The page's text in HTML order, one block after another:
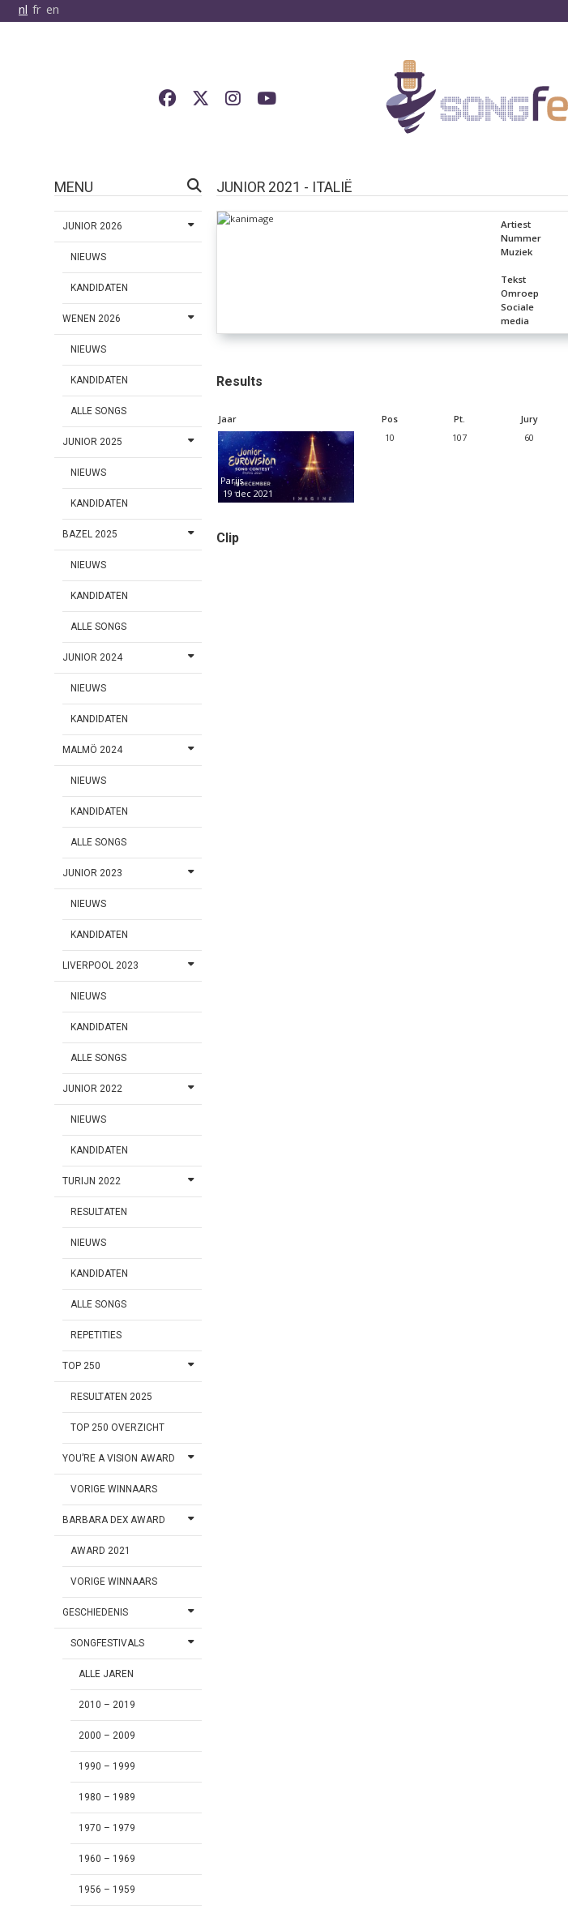
nl fr en
MENU
JUNIOR 2026
NIEUWS
KANDIDATEN
WENEN 2026
NIEUWS
KANDIDATEN
ALLE SONGS
JUNIOR 2025
NIEUWS
KANDIDATEN
BAZEL 2025
NIEUWS
KANDIDATEN
ALLE SONGS
JUNIOR 2024
NIEUWS
KANDIDATEN
MALMÖ 2024
NIEUWS
KANDIDATEN
ALLE SONGS
JUNIOR 2023
NIEUWS
KANDIDATEN
LIVERPOOL 2023
NIEUWS
KANDIDATEN
ALLE SONGS
JUNIOR 2022
NIEUWS
KANDIDATEN
TURIJN 2022
RESULTATEN
NIEUWS
KANDIDATEN
ALLE SONGS
REPETITIES
TOP 250
RESULTATEN 2025
TOP 250 OVERZICHT
YOU’RE A VISION AWARD
VORIGE WINNAARS
BARBARA DEX AWARD
AWARD 2021
VORIGE WINNAARS
GESCHIEDENIS
SONGFESTIVALS
ALLE JAREN
2010 – 2019
2000 – 2009
1990 – 1999
1980 – 1989
1970 – 1979
1960 – 1969
1956 – 1959
JUNIOR 2021 - ITALIË
Artiest
Nummer
Muziek
Tekst
Omroep
Sociale
media
Results
Jaar Pos Pt. Jury
Parijs
19 dec 2021
10 107 60
Clip